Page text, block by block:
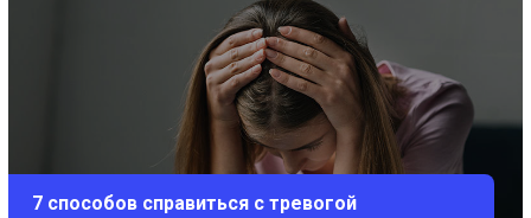
7 способов справиться с тревогой